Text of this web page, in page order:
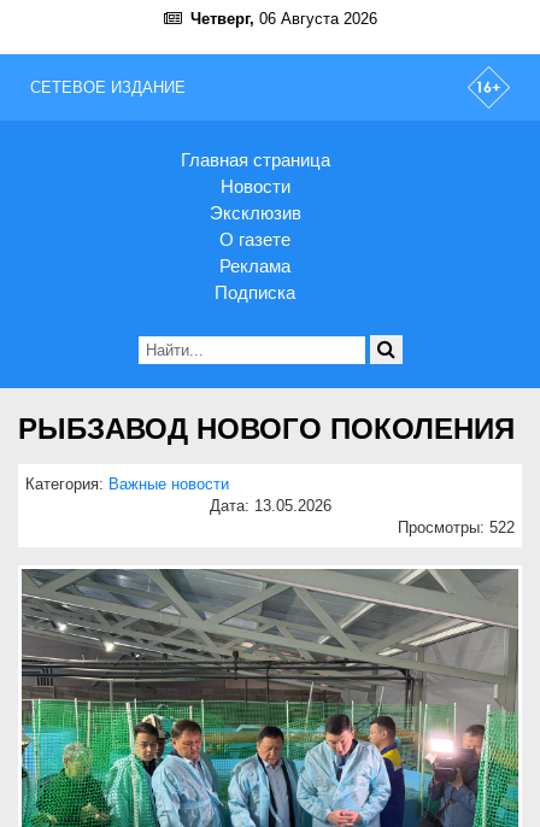
Четверг, 06 Августа 2026
СЕТЕВОЕ ИЗДАНИЕ
Главная страница
Новости
Эксклюзив
О газете
Реклама
Подписка
РЫБЗАВОД НОВОГО ПОКОЛЕНИЯ
Категория: Важные новости
Дата: 13.05.2026
Просмотры: 522